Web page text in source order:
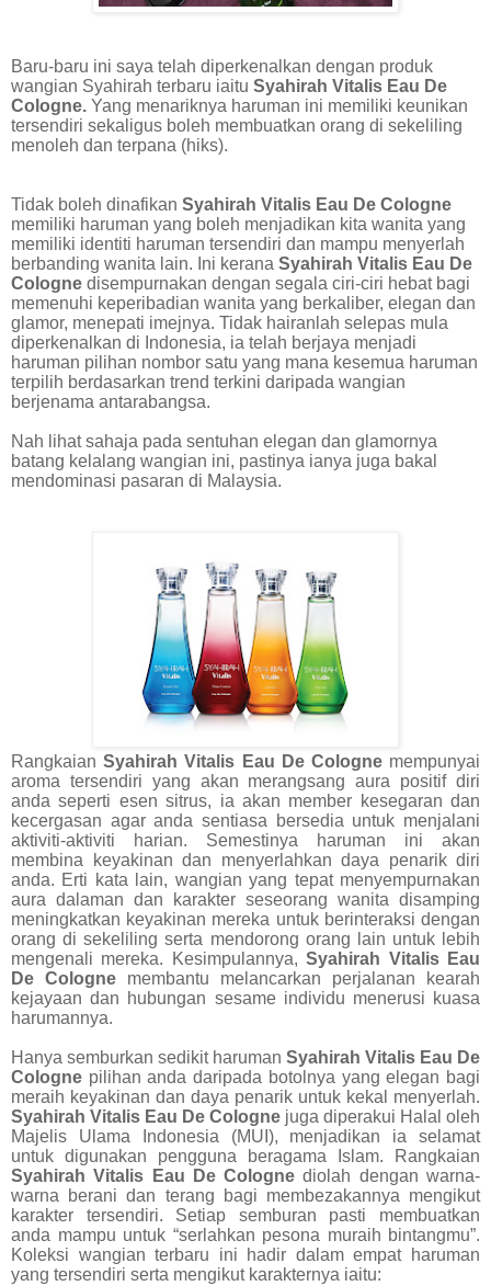
Baru-baru ini saya telah diperkenalkan dengan produk
wangian Syahirah terbaru iaitu Syahirah Vitalis Eau De
Cologne. Yang menariknya haruman ini memiliki keunikan
tersendiri sekaligus boleh membuatkan orang di sekeliling
menoleh dan terpana (hiks).
Tidak boleh dinafikan Syahirah Vitalis Eau De Cologne
memiliki haruman yang boleh menjadikan kita wanita yang
memiliki identiti haruman tersendiri dan mampu menyerlah
berbanding wanita lain. Ini kerana Syahirah Vitalis Eau De
Cologne disempurnakan dengan segala ciri-ciri hebat bagi
memenuhi keperibadian wanita yang berkaliber, elegan dan
glamor, menepati imejnya. Tidak hairanlah selepas mula
diperkenalkan di Indonesia, ia telah berjaya menjadi
haruman pilihan nombor satu yang mana kesemua haruman
terpilih berdasarkan trend terkini daripada wangian
berjenama antarabangsa.
Nah lihat sahaja pada sentuhan elegan dan glamornya
batang kelalang wangian ini, pastinya ianya juga bakal
mendominasi pasaran di Malaysia.
RangkaianSyahirah Vitalis Eau De Cologne mempunyai
aroma tersendiri yang akan merangsang aura positif diri
anda seperti esen sitrus, ia akan member kesegaran dan
kecergasan agar anda sentiasa bersedia untuk menjalani
aktiviti-aktiviti harian. Semestinya haruman ini akan
membina keyakinan dan menyerlahkan daya penarik diri
anda. Erti kata lain, wangian yang tepat menyempurnakan
aura dalaman dan karakter seseorang wanita disamping
meningkatkan keyakinan mereka untuk berinteraksi dengan
orang di sekeliling serta mendorong orang lain untuk lebih
mengenali mereka. Kesimpulannya,Syahirah Vitalis Eau
De Cologne membantu melancarkan perjalanan kearah
kejayaan dan hubungan sesame individu menerusi kuasa
harumannya.
Hanya semburkan sedikit haruman Syahirah Vitalis Eau De
Cologne pilihan anda daripada botolnya yang elegan bagi
meraih keyakinan dan daya penarik untuk kekal menyerlah.
Syahirah Vitalis Eau De Cologne juga diperakui Halal oleh
Majelis Ulama Indonesia (MUI), menjadikan ia selamat
untuk digunakan pengguna beragama Islam. Rangkaian
Syahirah Vitalis Eau De Colognediolah dengan warna-
warna berani dan terang bagi membezakannya mengikut
karakter tersendiri. Setiap semburan pasti membuatkan
anda mampu untuk “serlahkan pesona muraih bintangmu”.
Koleksi wangian terbaru ini hadir dalam empat haruman
yang tersendiri serta mengikut karakternya iaitu: